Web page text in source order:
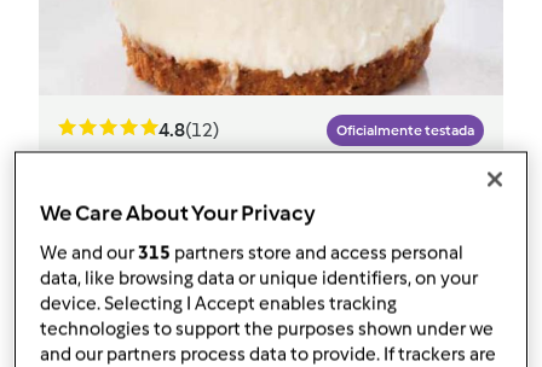
4.8(12) Oficialmente testada
Branco
porEquipa Bimby
19 6 Médio 12 21min
We Care About Your Privacy
We and our315 partners store and access personal
data, like browsing data or unique identifiers, on your
device. Selecting I Accept enables tracking
technologies to support the purposes shown under we
and our partners process data to provide. If trackers are